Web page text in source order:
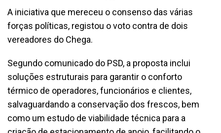
A iniciativa que mereceu o consenso das várias
forças políticas, registou o voto contra de dois
vereadores do Chega.
Segundo comunicado do PSD, a proposta inclui
soluções estruturais para garantir o conforto
térmico de operadores, funcionários e clientes,
salvaguardando a conservação dos frescos, bem
como um estudo de viabilidade técnica para a